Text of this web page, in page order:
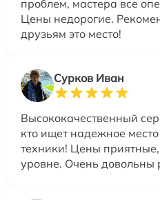
проблем, мастера все
Цены недорогие.
друзьям это место!
Сурков Иван
Высококачественный
кто ищет надежное
техники! Цены
уровне. Очень довольны